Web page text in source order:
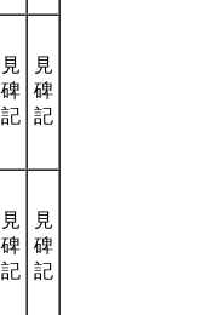
見
碑
記
見
碑
記
見
碑
記
見
碑
記